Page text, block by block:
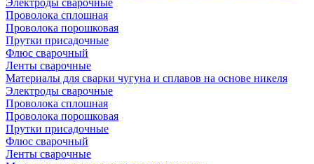
Электроды сварочные
Проволока сплошная
Проволока порошковая
Прутки присадочные
Флюс сварочный
Ленты сварочные
Материалы для сварки чугуна и сплавов на основе никеля
Электроды сварочные
Проволока сплошная
Проволока порошковая
Прутки присадочные
Флюс сварочный
Ленты сварочные